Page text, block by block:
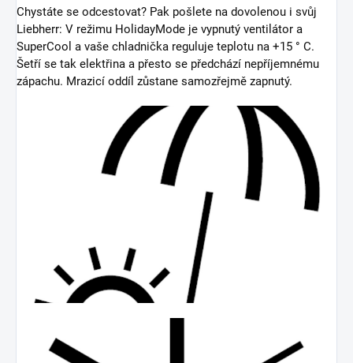
Chystáte se odcestovat? Pak pošlete na dovolenou i svůj
Liebherr: V režimu HolidayMode je vypnutý ventilátor a
SuperCool a vaše chladnička reguluje teplotu na +15 ° C.
Šetří se tak elektřina a přesto se předchází nepříjemnému
zápachu. Mrazicí oddíl zůstane samozřejmě zapnutý.